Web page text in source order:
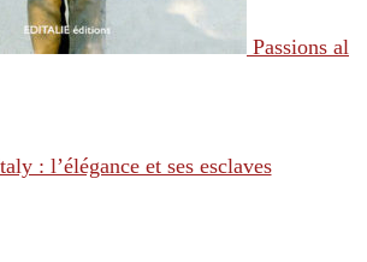
Passions al
: l’élégance et ses esclaves